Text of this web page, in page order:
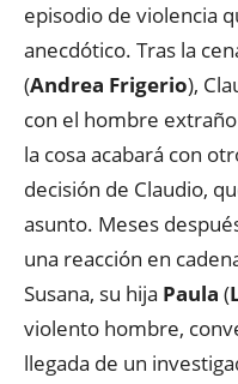
episodio de violencia
anecdótico. Tras la
(Andrea Frigerio),
con el hombre
la cosa acabará con
decisión de Claudio,
asunto. Meses
una reacción en
Susana, su hija Paula (
violento hombre,
llegada de un